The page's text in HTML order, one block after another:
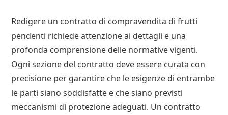
Redigere un contratto di compravendita di frutti
pendenti richiede attenzione ai dettagli e una
profonda comprensione delle normative vigenti.
Ogni sezione del contratto deve essere curata con
precisione per garantire che le esigenze di entrambe
le parti siano soddisfatte e che siano previsti
meccanismi di protezione adeguati. Un contratto